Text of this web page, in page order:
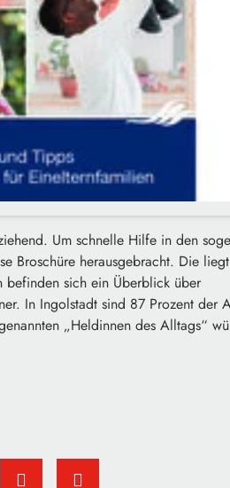
Um schnelle Hilfe in den
Broschüre herausgebracht. Die
befinden sich ein Überblick über
In Ingolstadt sind 87 Prozent der
„Heldinnen des Alltags“